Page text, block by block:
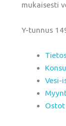
Vesi-
mukaisesti
Y-tunnus